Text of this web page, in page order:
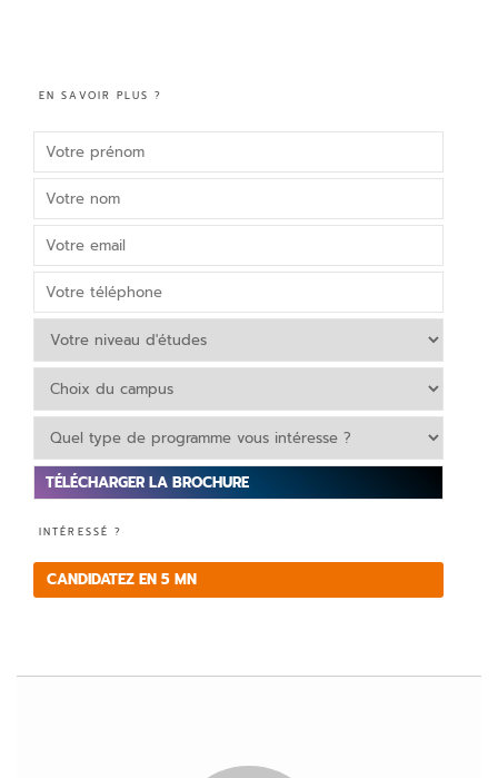
EN SAVOIR PLUS ?
e
ui
ll
la
INTÉRESSÉ ?
CANDIDATEZ EN 5 MN